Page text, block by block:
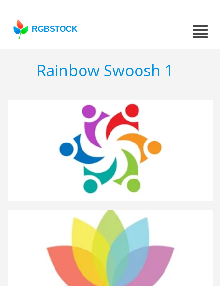
RGBSTOCK
Rainbow Swoosh 1